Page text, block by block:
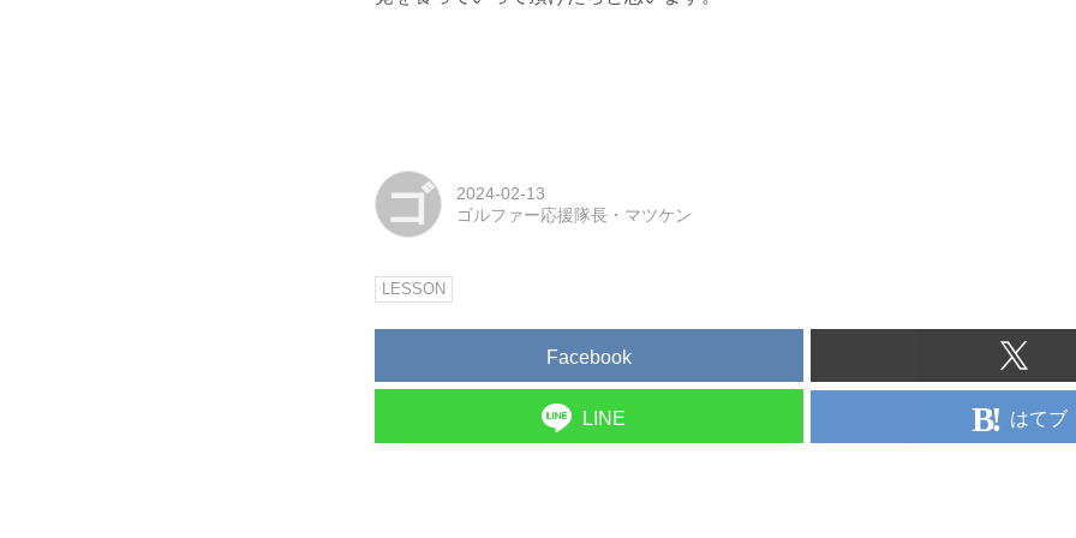
ゴ
2024-02-13
ゴルファー応援隊長・マツケン
LESSON
Facebook
LINE はてブ